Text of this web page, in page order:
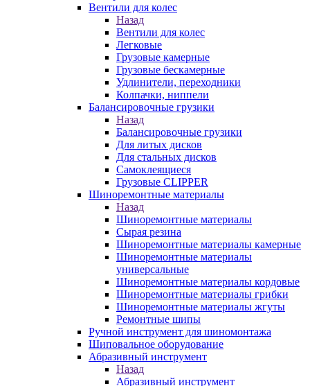
Вентили для колес
Назад
Вентили для колес
Легковые
Грузовые камерные
Грузовые бескамерные
Удлинители, переходники
Колпачки, ниппели
Балансировочные грузики
Назад
Балансировочные грузики
Для литых дисков
Для стальных дисков
Самоклеящиеся
Грузовые CLIPPER
Шиноремонтные материалы
Назад
Шиноремонтные материалы
Сырая резина
Шиноремонтные материалы камерные
Шиноремонтные материалы
универсальные
Шиноремонтные материалы кордовые
Шиноремонтные материалы грибки
Шиноремонтные материалы жгуты
Ремонтные шипы
Ручной инструмент для шиномонтажа
Шиповальное оборудование
Абразивный инструмент
Назад
Абразивный инструмент